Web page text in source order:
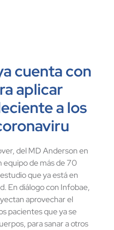
cuenta con
aplicar
a los
del MD Anderson en
equipo de más de 70
que ya está en
En diálogo con Infobae,
aprovechar el
pacientes que ya se
para sanar a otros